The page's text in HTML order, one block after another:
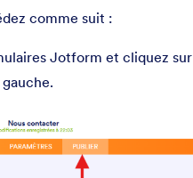
comme suit :
Jotform et cliquez sur